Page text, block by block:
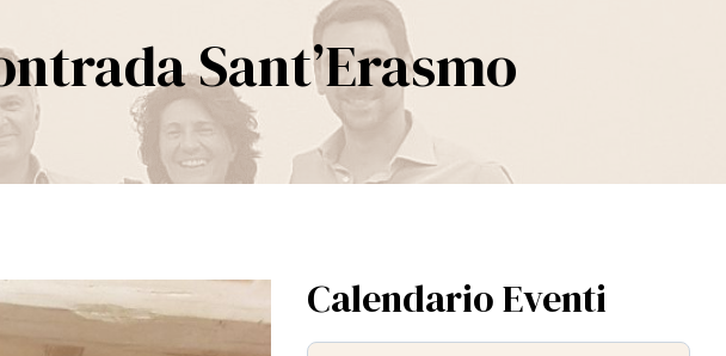
Sant’Erasmo
Calendario Eventi